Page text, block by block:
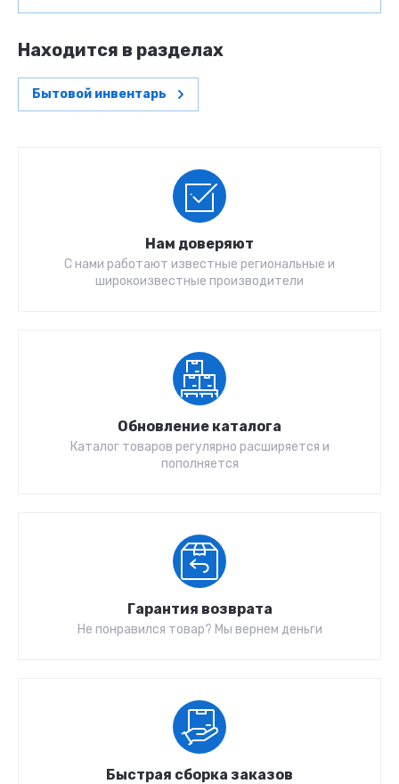
Находится в разделах
Бытовой инвентарь
Нам доверяют
С нами работают известные региональные и
широкоизвестные производители
Обновление каталога
Каталог товаров регулярно расширяется и
пополняется
Гарантия возврата
Не понравился товар? Мы вернем деньги
Быстрая сборка заказов